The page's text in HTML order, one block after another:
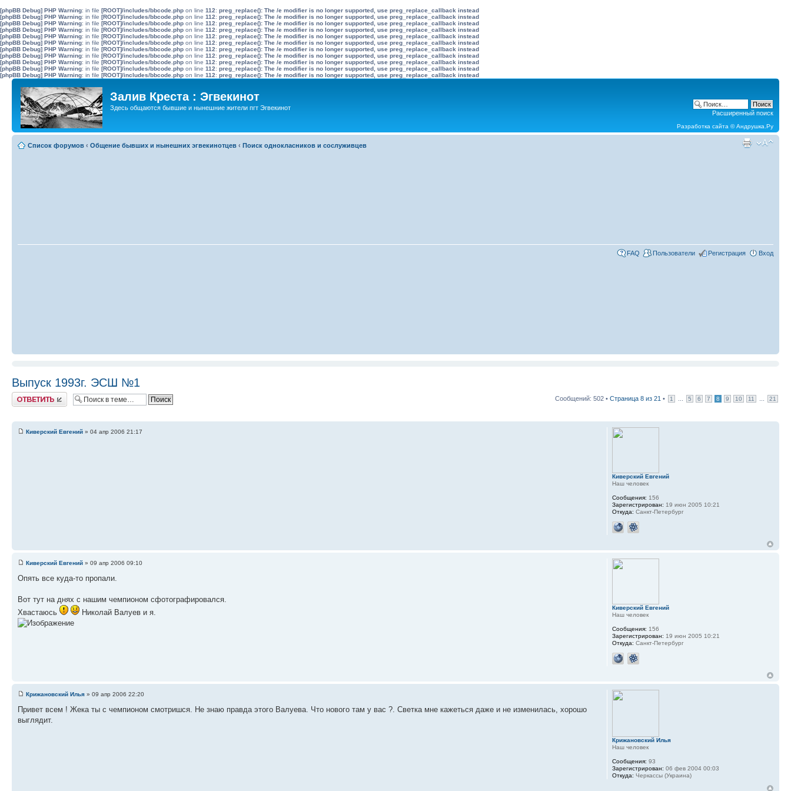
[phpBB Debug] PHP Warning: in file [ROOT]/includes/bbcode.php on line 112: preg_replace(): The /e modifier is no longer supported, use preg_replace_callback instead
[phpBB Debug] PHP Warning: in file [ROOT]/includes/bbcode.php on line 112: preg_replace(): The /e modifier is no longer supported, use preg_replace_callback instead
[phpBB Debug] PHP Warning: in file [ROOT]/includes/bbcode.php on line 112: preg_replace(): The /e modifier is no longer supported, use preg_replace_callback instead
[phpBB Debug] PHP Warning: in file [ROOT]/includes/bbcode.php on line 112: preg_replace(): The /e modifier is no longer supported, use preg_replace_callback instead
[phpBB Debug] PHP Warning: in file [ROOT]/includes/bbcode.php on line 112: preg_replace(): The /e modifier is no longer supported, use preg_replace_callback instead
[phpBB Debug] PHP Warning: in file [ROOT]/includes/bbcode.php on line 112: preg_replace(): The /e modifier is no longer supported, use preg_replace_callback instead
[phpBB Debug] PHP Warning: in file [ROOT]/includes/bbcode.php on line 112: preg_replace(): The /e modifier is no longer supported, use preg_replace_callback instead
[phpBB Debug] PHP Warning: in file [ROOT]/includes/bbcode.php on line 112: preg_replace(): The /e modifier is no longer supported, use preg_replace_callback instead
[phpBB Debug] PHP Warning: in file [ROOT]/includes/bbcode.php on line 112: preg_replace(): The /e modifier is no longer supported, use preg_replace_callback instead
[phpBB Debug] PHP Warning: in file [ROOT]/includes/bbcode.php on line 112: preg_replace(): The /e modifier is no longer supported, use preg_replace_callback instead
[phpBB Debug] PHP Warning: in file [ROOT]/includes/bbcode.php on line 112: preg_replace(): The /e modifier is no longer supported, use preg_replace_callback instead
Залив Креста : Эгвекинот
Здесь общаются бывшие и нынешние жители пгт Эгвекинот
Расширенный поиск
Разработка сайта ©Андрушка.Ру
Список форумов ‹ Общение бывших и нынешних эгвекинотцев ‹ Поиск однокласников и сослуживцев
FAQ Пользователи Регистрация Вход
Выпуск 1993г. ЭСШ №1
Ответить Сообщений: 502 • Страница 8 из 21 • 1 5 6 7 8 9 10 11 21
Киверский Евгений » 04 апр 2006 21:17
Киверский Евгений
Наш человек
Сообщения: 156
Зарегистрирован: 19 июн 2005 10:21
Откуда: Санкт-Петербург
Киверский Евгений » 09 апр 2006 09:10
Опять все куда-то пропали.
Вот тут на днях с нашим чемпионом сфотографировался.
Хвастаюсь
Николай Валуев и я.
Киверский Евгений
Наш человек
Сообщения: 156
Зарегистрирован: 19 июн 2005 10:21
Откуда: Санкт-Петербург
Крижановский Илья » 09 апр 2006 22:20
Привет всем ! Жека ты с чемпионом смотришся. Не знаю правда этого Валуева. Что нового там у вас ?. Светка мне кажеться даже и не изменилась, хорошо
выглядит.
Крижановский Илья
Наш человек
Сообщения: 93
Зарегистрирован: 06 фев 2004 00:03
Откуда: Черкассы (Украина)